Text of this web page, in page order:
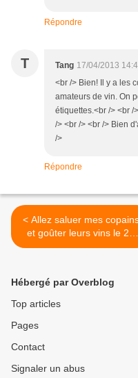
Répondre
T Tang 17/04/2013
<br /> Bien! Il y a les
amateurs de vin. On
étiquettes.<br /> <br /
/> <br /> <br /> Bien
/>
Répondre
< Allez saluer mes copains
et goûter leurs vins le 22
avril à Aÿ et les 4 et 5 mai
Hébergé par Overblog
Top articles
Pages
Contact
Signaler un abus